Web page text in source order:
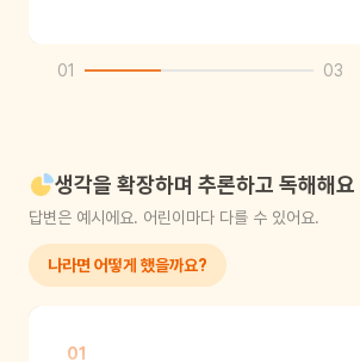
01 03
생각을 확장하며 추론하고 독해해요
답변은 예시에요. 어린이마다 다를 수 있어요.
나라면 어떻게 했을까요?
01